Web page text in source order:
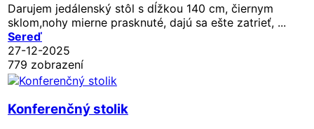
Darujem jedálenský stôl s dĺžkou 140 cm, čiernym
sklom,nohy mierne prasknuté, dajú sa ešte zatrieť, ...
Sereď
27-12-2025
779 zobrazení
Konferenčný stolik